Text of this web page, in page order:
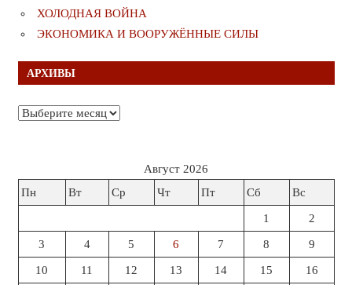
ХОЛОДНАЯ ВОЙНА
ЭКОНОМИКА И ВООРУЖЁННЫЕ СИЛЫ
АРХИВЫ
Архивы
Август 2026
Пн
Вт Ср Чт Пт Сб Вс
1 2
3 4 5 6 7 8 9
10 11 12 13 14 15 16